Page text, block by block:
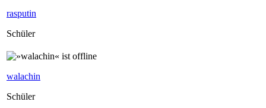
rasputin
Schüler
walachin
Schüler